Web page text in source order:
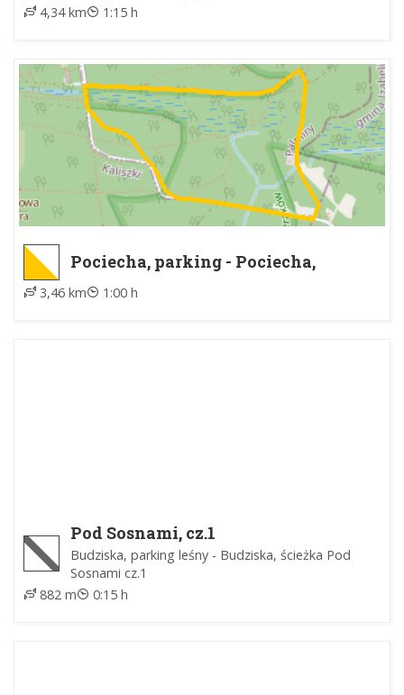
4,34 km
1:15 h
Pociecha, parking - Pociecha,
3,46 km 1:00 h
Pod Sosnami, cz.1
Budziska, parking leśny - Budziska, ścieżka Pod
Sosnami cz.1
882 m
0:15 h